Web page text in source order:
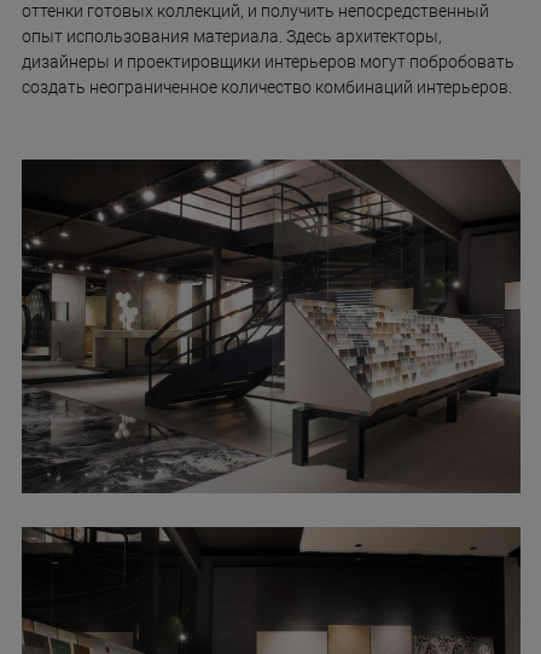
оттенки готовых коллекций, и получить непосредственный
опыт использования материала. Здесь архитекторы,
дизайнеры и проектировщики интерьеров могут побробовать
создать неограниченное количество комбинаций интерьеров.